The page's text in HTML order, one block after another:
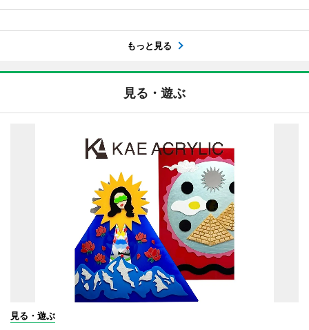
もっと見る
見る・遊ぶ
見る・遊ぶ